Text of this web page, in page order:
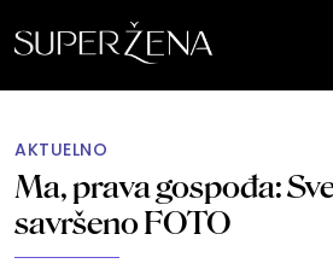
AKTUELNO
Ma, prava gospođa:
savršeno FOTO